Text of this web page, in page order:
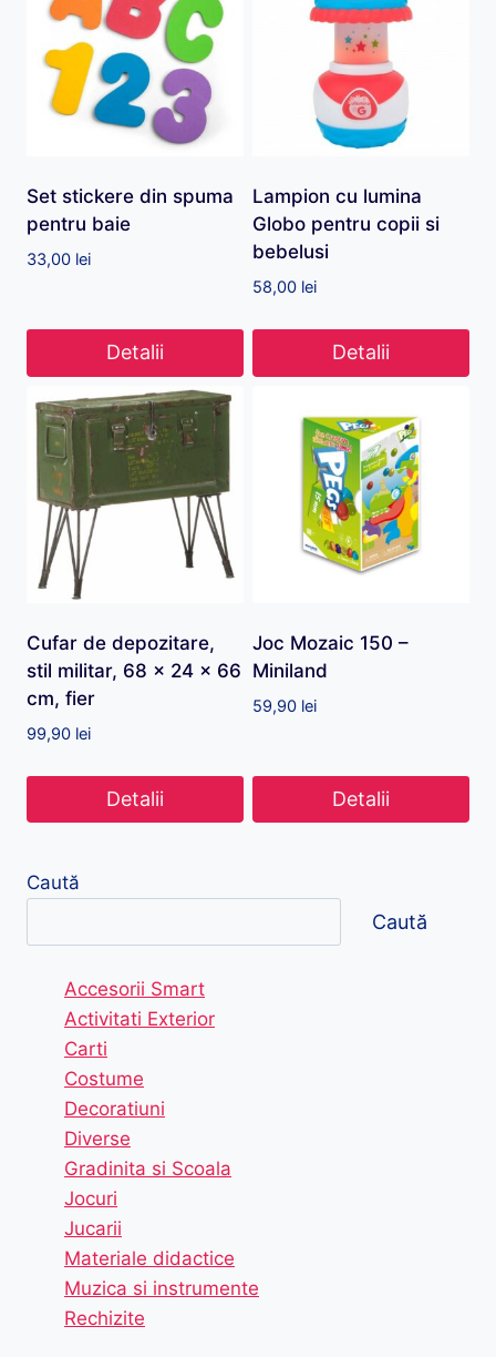
Set stickere din spuma
pentru baie
33,00 lei
Detalii
Lampion cu lumina
Globo pentru copii si
bebelusi
58,00 lei
Detalii
Cufar de depozitare,
stil militar, 68 x 24 x 66
cm, fier
99,90 lei
Detalii
Joc Mozaic 150 –
Miniland
59,90 lei
Detalii
Caută
Caută
Accesorii Smart
Activitati Exterior
Carti
Costume
Decoratiuni
Diverse
Gradinita si Scoala
Jocuri
Jucarii
Materiale didactice
Muzica si instrumente
Rechizite